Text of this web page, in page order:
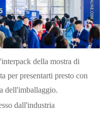
della mostra di
per presentarti presto con
dell'imballaggio.
dall'industria